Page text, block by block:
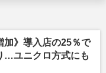
加》導入店の25％で
…ユニクロ方式にも